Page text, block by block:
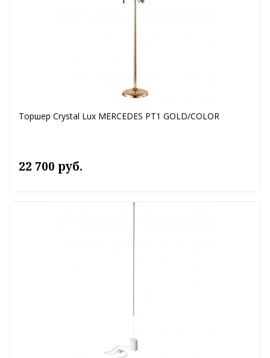
Торшер Crystal Lux MERCEDES PT1 GOLD/COLOR
22 700 руб.